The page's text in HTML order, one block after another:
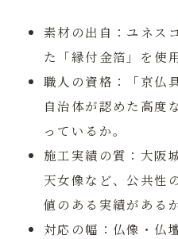
素材の出自： ユネス
た「縁付金箔」を使
職人の資格：
「京仏
自治体が認めた高度
っているか。
施工実績の質： 大阪
天女像など、公共性
値のある実績があるか
対応の幅： 仏像・仏